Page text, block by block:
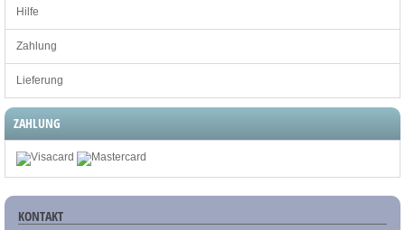
Hilfe
Zahlung
Lieferung
ZAHLUNG
KONTAKT